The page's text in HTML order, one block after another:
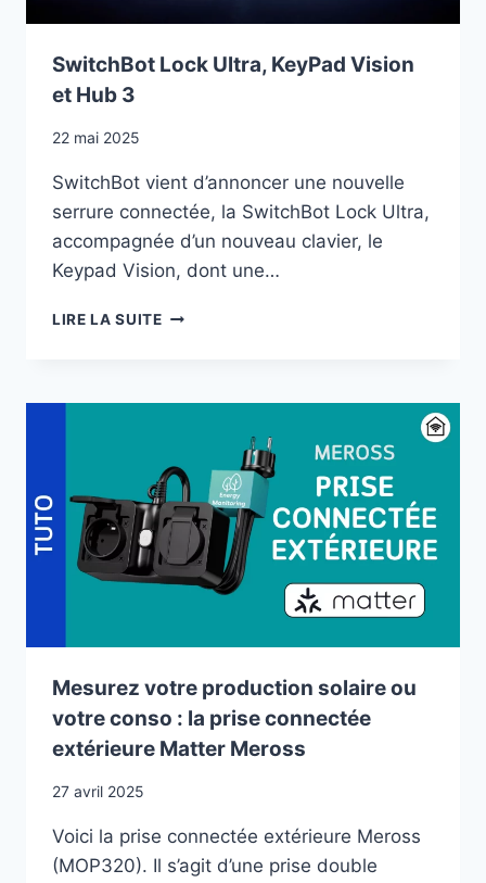
SwitchBot Lock Ultra, KeyPad Vision
et Hub 3
22 mai 2025
SwitchBot vient d’annoncer une nouvelle
serrure connectée, la SwitchBot Lock Ultra,
accompagnée d’un nouveau clavier, le
Keypad Vision, dont une…
LIRE LA SUITESWITCHBOT
VISION
3
Mesurez votre production solaire ou
votre conso : la prise connectée
extérieure Matter Meross
27 avril 2025
Voici la prise connectée extérieure Meross
(MOP320). Il s’agit d’une prise double